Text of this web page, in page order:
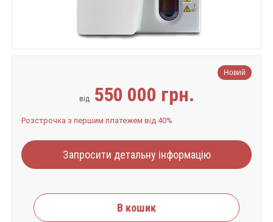
Новий
від 550 000 грн.
Розстрочка з першим платежем від 40%
Запросити детальну інформацію
В кошик